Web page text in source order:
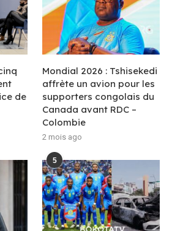
de
Mondial 2026 : Tshisekedi
affrète un avion pour les
supporters congolais du
Canada avant RDC –
Colombie
2 mois ago
5